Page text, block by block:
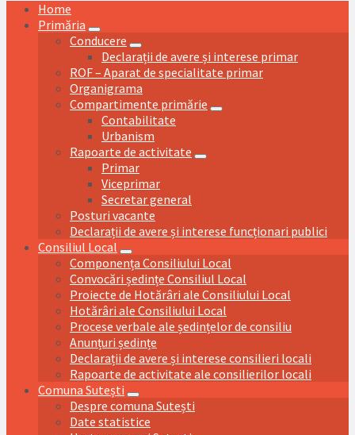
Home
Primăria
Conducere
Declarații de avere și interese primar
ROF – Aparat de specialitate primar
Organigrama
Compartimente primărie
Contabilitate
Urbanism
Rapoarte de activitate
Primar
Viceprimar
Secretar general
Posturi vacante
Declarații de avere și interese funcționari publici
Consiliul Local
Componența Consiliului Local
Convocări ședințe Consiliul Local
Proiecte de Hotărâri ale Consiliului Local
Hotărâri ale Consiliului Local
Procese verbale ale ședințelor de consiliu
Anunțuri ședințe
Declarații de avere și interese consilieri locali
Rapoarte de activitate ale consilierilor locali
Comuna Sutești
Despre comuna Sutești
Date statistice